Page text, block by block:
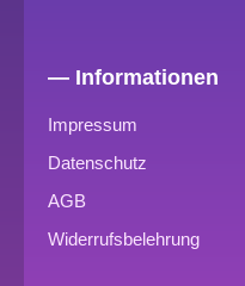
— Informationen
Impressum
Datenschutz
AGB
Widerrufsbelehrung